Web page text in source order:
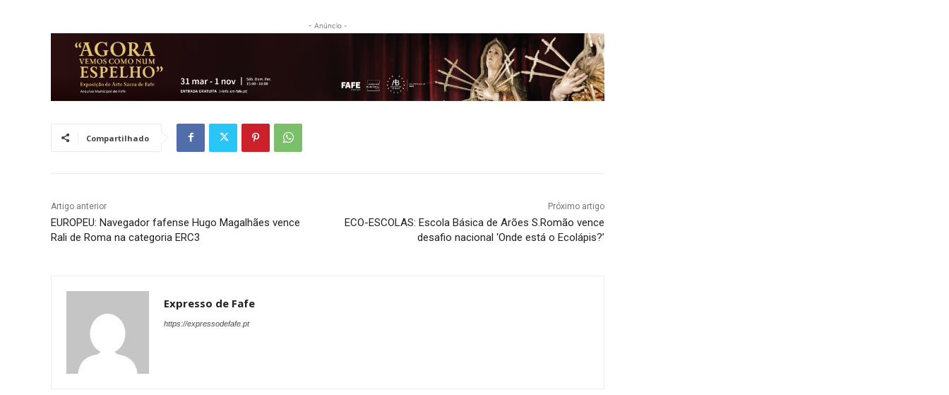
- Anúncio -
Compartilhado
Artigo anterior
EUROPEU: Navegador fafense Hugo Magalhães vence
Rali de Roma na categoria ERC3
Próximo artigo
ECO-ESCOLAS: Escola Básica de Arões S.Romão vence
desafio nacional ‘Onde está o Ecolápis?’
Expresso de Fafe
https://expressodefafe.pt